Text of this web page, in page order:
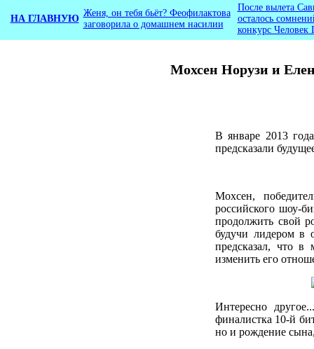
Мохсен Норузи и
НА ГЛАВНУЮ
Женя, он тебя бьёт? Феофилактова
заговорила о домашнем насилии
После вылета
осталось
конкурс Человек
В январе 2013
предсказали
Мохсен,
российского шоу-
продолжить свой
будучи лидером в
предсказал, что в
изменить его
Интересно
финалистка 10-й
но и рождение